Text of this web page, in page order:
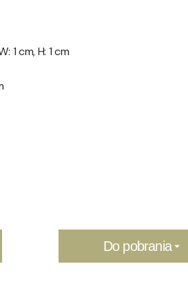
1 cm, H: 1 cm
Do pobrania